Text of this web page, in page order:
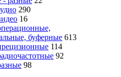
290
16
буферные 613
114
92
98